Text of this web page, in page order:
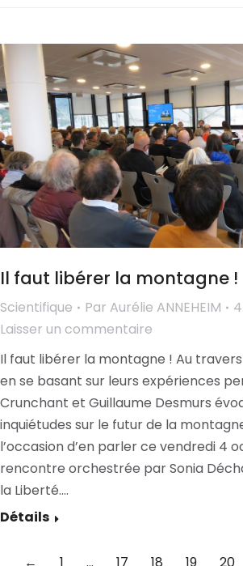
Il faut libérer la montagne !
Scientifique Par Aurélie ANNEHEIM
Laisser un commentaire
Il faut libérer la montagne ! Au
en se basant sur leurs expériences
Crunchant et Guillaume Desmurs
inquiétudes sur le futur de la
l’occasion d’en parler ce vendredi 4
rencontre orchestrée par Sonia
la Liberté.…
Détails